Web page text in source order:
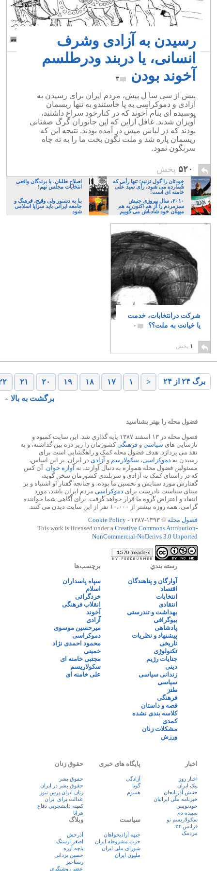
رسیدن به آزادی وشرف
انسانی، یا دربند ودرطلسم
آخوند بودن
۳
بیش از سی سا ل پیش، مردم ایران برای رسیدن به
آزادی و دموکراسی به پا خاستندو به تنها ریسمان
پوسیده ای بنام آخوند که در کنارخود سراغ داشتند،
آویزان شدند. غافل ازاین که این جانوران گرگ صفتانی
بودند که در لباس میش در آمده بودند. نتیجه این که
ریسمان پاره شد و ملت نگون بخت ما را به ته چاه
سرنگون نمود.
۵۲۰ پخش
خودتان را گول نَزنید؛ تَنها رأیی که
شُمارده می شود، رأی سید علی
خامنه ای است!
اصلاح طلبان، یا برندگان واقعی
انتخابات مجلس نهم!
۲۰۱۰، سال پیروزی جنبش
سبزمردم را از هم اکنون به هم
میهنان خود شادباش می گوییم
بنا به دستور ولی وقیح، فرهنگ و
جامعه ایرانی باید سراپا اسلامی
شود
شرکت درانتخابات، خدمت
یا خیانت به ملت؟؟
۰
۱ پخش
برگ ۲۴ از ۲۴ < ۱ ۱۷ ۱۸ ۱۹ ۲۰ ۲۱
برگشت به بالا
فضول محله را بهتر بشناسید
فضول محله در ۱۳ اسفند ۱۳۸۷ پایه گذاری شد. این سایت کمبود و
نارسایی های سیاسی و فرهنگی کشورمان را زیر ذره بین گذاشته، و به
نقد می پردازد. هدف فضول محله کمک و راهگشایی است برای
رسیدن به دموکراسی، سکولارسم و آزادی در ایران. بر این اساس،
مسئولین فضول محله همواره به دنبال آوازند، نه آوازه خوان . آن کس
که در راستای کمک به آزادی و سربلندی کشورمان سخن گوید،
گفتارش مورد ستایش و تحسین ما بوده، و چنانچه گفتار او اشتباه و بر
مبنای سیاست نادرست برای دموکراسی مردم ایران باشد، مورد
انتقاد و اعتراض گروه ما قرار خواهد گرفت. برای آگاهی شما خواننده
گرامی، همه روزه بیشتر از ۱۰،۰۰۰ نفر از این سایت دیدن می کنند.
فضول محله © ۱۳۹۳-۱۳۸۷ -
Cookie Policy
This work is licensed under a Creative Commons Attribution-
NonCommercial-NoDerivs 3.0 Unported
رسته بندي
آوارگان و پناهندگان
اقتصاد
انتخابات
انتقادی
بهداشت و تندرستی
بیوگرافی
پادشاهی
پیشنهاد و نظریات
تاریخی
تکنولوژی
جنایات رژیم
دینی
زندانی سیاسی
سیاسی
طنز
فرهنگی
قصه و داستان
کلاسه بندی نشده
کمدی
مشکلات زنان
ورزش
برچسب‌ها
سپاه پاسداران
اسلام
خردگرائی
انقلاب فرهنگی
آخوند
آزادی
میرحسین موسوی
دموکراسی
محمود احمدی نژاد
خمینی
مجتبی خامنه ای
سکولاریسم
علی خامنه ای
اخبار
اخبار روز
پيک ايران
جنبش آذربایجان
خبرنامه ملّی ایرانیان
خودنویس
سپیده دم
سکولاریسم نو
فرانس ۲۴
مردمک
پایگاه های خبری
آزادگی
گویا
همبوم
حقوق زنان
حقوق بشر
حقوق بشر در ایران
زنان ايران پرس نيوز
عدالت برای ایران
کمیته دانشجویی دفاع
هرانا
سیاست
جبهه آزادیخواهان
حزب مشروطه ایران
شورای ملی ایران
ملیون ایران
وبلاگ
آذرخش
اصغر ارسنگ
باچه آزره
حسین یزدانی
رستاخیز
عضر روشنگری